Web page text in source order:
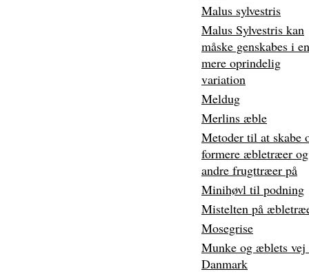
Malus sylvestris
Malus Sylvestris kan
måske genskabes i en
mere oprindelig
variation
Meldug
Merlins æble
Metoder til at skabe
formere æbletræer og
andre frugttræer på
Minihøvl til podning
Mistelten på
Mosegrise
Munke og æblets
Danmark